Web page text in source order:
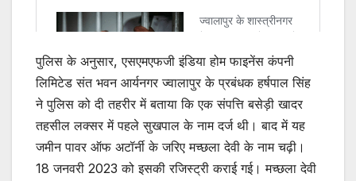
पुलिस के अनुसार, एसएमएफजी इंडिया होम फाइनेंस कंपनी
लिमिटेड संत भवन आर्यनगर ज्वालापुर के प्रबंधक हर्षपाल सिंह
ने पुलिस को दी तहरीर में बताया कि एक संपत्ति बसेड़ी खादर
तहसील लक्सर में पहले सुखपाल के नाम दर्ज थी। बाद में यह
जमीन पावर ऑफ अटॉर्नी के जरिए मच्छला देवी के नाम चढ़ी।
18 जनवरी 2023 को इसकी रजिस्ट्री कराई गई। मच्छला देवी